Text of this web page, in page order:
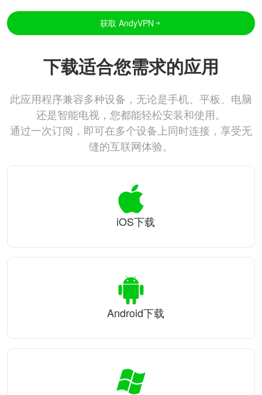
获取 AndyVPN
下载适合您需求的应用
此应用程序兼容多种设备，无论是手机、平板、电脑
还是智能电视，您都能轻松安装和使用。
通过一次订阅，即可在多个设备上同时连接，享受无
缝的互联网体验。
iOS下载
Android下载